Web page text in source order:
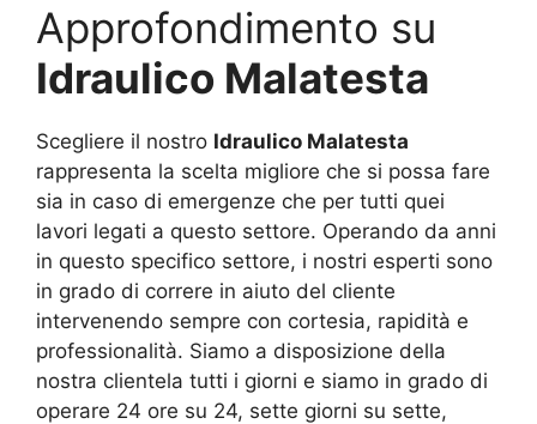
Approfondimento su
Idraulico Malatesta
Scegliere il nostro Idraulico Malatesta
rappresenta la scelta migliore che si possa fare
sia in caso di emergenze che per tutti quei
lavori legati a questo settore. Operando da anni
in questo specifico settore, i nostri esperti sono
in grado di correre in aiuto del cliente
intervenendo sempre con cortesia, rapidità e
professionalità. Siamo a disposizione della
nostra clientela tutti i giorni e siamo in grado di
operare 24 ore su 24, sette giorni su sette,